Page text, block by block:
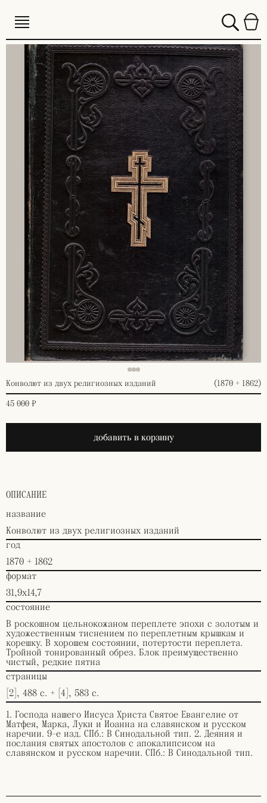
Конволют из двух религиозных изданий
(1870 + 1862)
45 000 ₽
добавить в корзину
ОПИСАНИЕ
название
Конволют из двух религиозных изданий
год
1870 + 1862
формат
31,9х14,7
состояние
В роскошном цельнокожаном переплете эпохи с золотым и
художественным тиснением по переплетным крышкам и
корешку. В хорошем состоянии, потертости переплета.
Тройной тонированный обрез. Блок преимущественно
чистый, редкие пятна
страницы
[2], 488 с. + [4], 583 с.
1. Господа нашего Иисуса Христа Святое Евангелие от
Матфея, Марка, Луки и Иоанна на славянском и русском
наречии. 9-е изд. СПб.: В Синодальной тип. 2. Деяния и
послания святых апостолов с апокалипсисом на
славянском и русском наречии. СПб.: В Синодальной тип.